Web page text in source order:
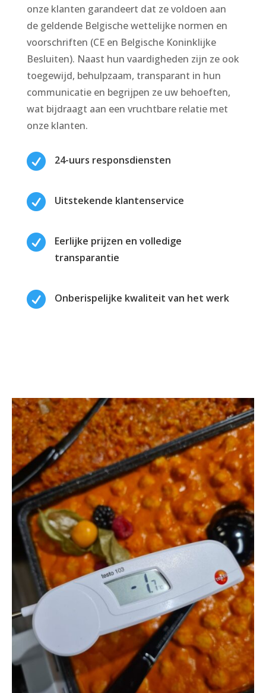
onze klanten garandeert dat ze voldoen aan
de geldende Belgische wettelijke normen en
voorschriften (CE en Belgische Koninklijke
Besluiten). Naast hun vaardigheden zijn ze ook
toegewijd, behulpzaam, transparant in hun
communicatie en begrijpen ze uw behoeften,
wat bijdraagt aan een vruchtbare relatie met
onze klanten.
 24-uurs responsdiensten
 Uitstekende klantenservice

Eerlijke prijzen en volledige
transparantie
 Onberispelijke kwaliteit van het werk